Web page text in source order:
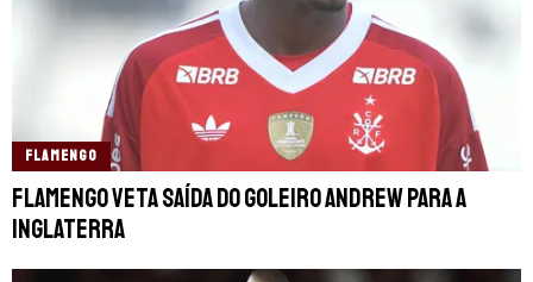
FLAMENGO
Flamengo veta saída do goleiro Andrew para a
Inglaterra